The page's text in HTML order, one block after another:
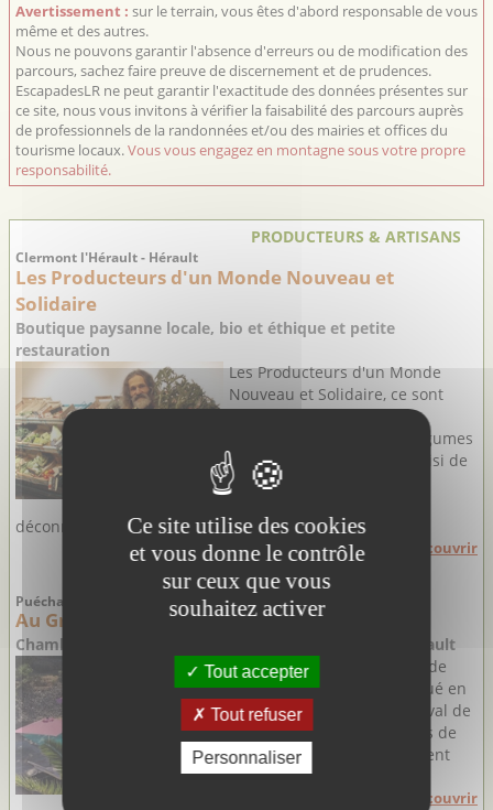
Avertissement : sur le terrain, vous êtes d'abord responsable de vous
même et des autres.
Nous ne pouvons garantir l'absence d'erreurs ou de modification des
parcours, sachez faire preuve de discernement et de prudences.
EscapadesLR ne peut garantir l'exactitude des données présentes sur
ce site, nous vous invitons à vérifier la faisabilité des parcours auprès
de professionnels de la randonnées et/ou des mairies et offices du
tourisme locaux.Vous vous engagez en montagne sous votre propre
responsabilité.
PRODUCTEURS & ARTISANS
Clermont l'Hérault - Hérault
Les Producteurs d'un Monde Nouveau et
Solidaire
Boutique paysanne locale, bio et éthique et petite
restauration
Les Producteurs d'un Monde
Nouveau et Solidaire, ce sont
Matthias et Patricia, deux
producteurs de fruits et légumes
bio passionnés qui ont choisi de
prendre la route d'un
déconnecté ...
Découvrir
Puéchabon - Hérault
Au Gré du Sud
Chambres d'hôtes de charme dans les Gorges de l'Hérault
C'est dans leur petit havre de
paix entouré de nature, situé en
lisière du joli village médiéval de
Puéchabon dans les Gorges de
l’Hérault, que vous accueillent
Boris et Jérôme, ...
Découvrir
Ce site utilise des cookies
et vous donne le contrôle
sur ceux que vous
souhaitez activer
Tout accepter
Tout refuser
Personnaliser